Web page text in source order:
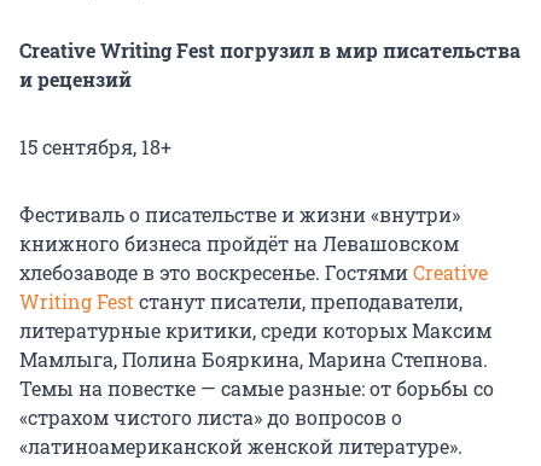
Creative Writing Fest погрузил в мир писательства
и рецензий
15 сентября, 18+
Фестиваль о писательстве и жизни «внутри»
книжного бизнеса пройдёт на Левашовском
хлебозаводе в это воскресенье. ГостямиCreative
Writing Festстанут писатели, преподаватели,
литературные критики, среди которых Максим
Мамлыга, Полина Бояркина, Марина Степнова.
Темы на повестке — самые разные: от борьбы со
«страхом чистого листа» до вопросов о
«латиноамериканской женской литературе».